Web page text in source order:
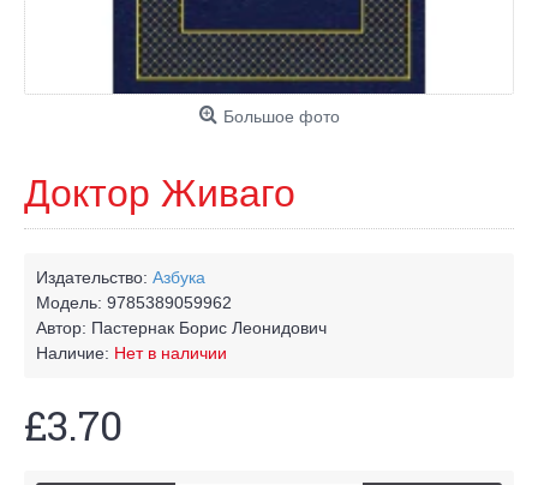
Большое фото
Доктор Живаго
Издательство: Азбука
Модель: 9785389059962
Автор: Пастернак Борис Леонидович
Наличие: Нет в наличии
£3.70